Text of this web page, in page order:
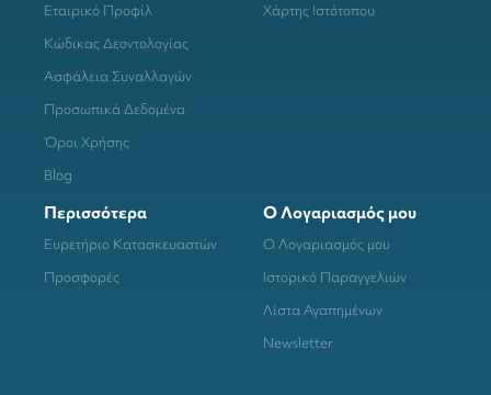
Εταιρικό Προφίλ
Κώδικας Δεοντολογίας
Ασφάλεια Συναλλαγών
Προσωπικά Δεδομένα
Όροι Χρήσης
Blog
Χάρτης Ιστότοπου
Περισσότερα
Ευρετήριο Κατασκευαστών
Προσφορές
Ο Λογαριασμός μου
Ο Λογαριασμός μου
Ιστορικό Παραγγελιών
Λίστα Αγαπημένων
Newsletter